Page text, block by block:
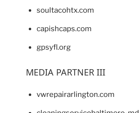
soultacohtx.com
capishcaps.com
gpsyfl.org
MEDIA PARTNER III
vwrepairarlington.com